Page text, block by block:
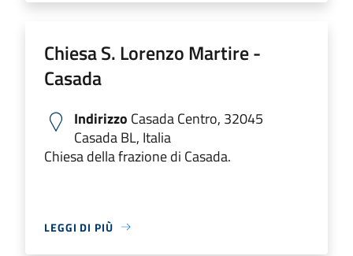
Chiesa S. Lorenzo Martire -
Casada
Indirizzo Casada Centro, 32045
Casada BL, Italia
Chiesa della frazione di Casada.
LEGGI DI PIÙ